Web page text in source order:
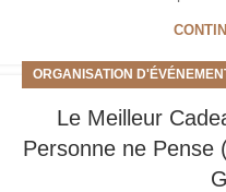
ORGANISATION
Le Meilleur
Personne ne Pense